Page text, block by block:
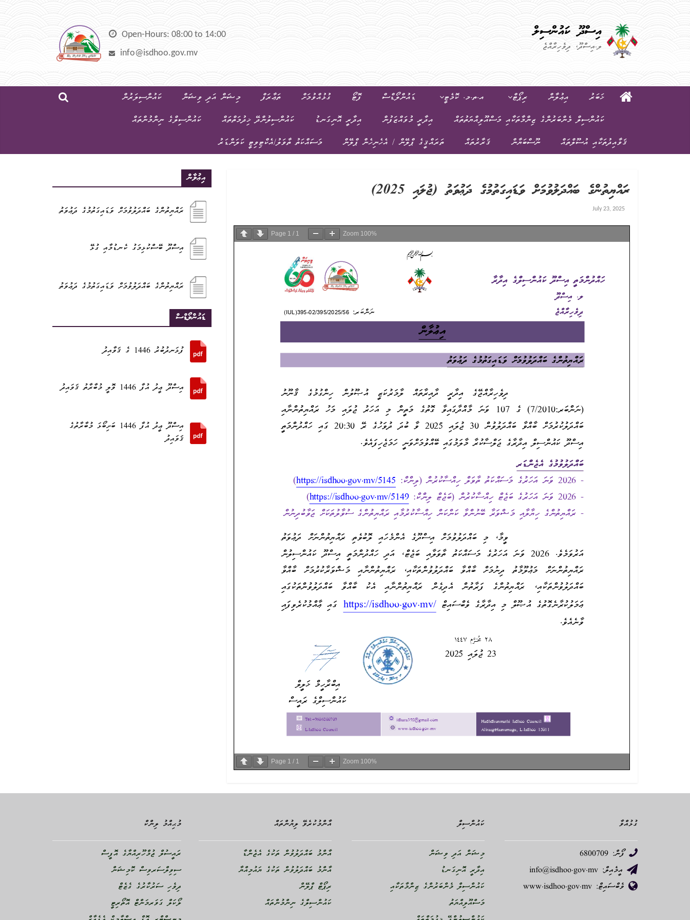
Skip
އިސްދޫ ކައުންސިލް
ލ.އިސްދޫ، ދިވެހިރާއްޖެ
Open-Hours: 08:00 to 14:00
info@isdhoo.gov.mv
ޚަބަރު އިޢުލާން ރިޕޯޓް އ.ތ.މ. ކޮމެޓީ ޑައުންލޯޑްސް ފޮޓޯ ގުޅުއްވުމަށް ތަޢާރަފް މިޝަން އަދި ވިޝަން
ކައުންސިލަރުން
ކައުންސިލް މެންބަރުންގެ ޒިންމާތަކާއި މަސްއޫލިއްޔަތުތައް
އިދާރީ މުވައްޒަފުން އިދާރީ އޮނިގަނޑު ކައުންސިލުންދޭ ޚިދުމަތްތައް
ކައުންސިލްގެ ނިންމުންތައް
ޤަވާއިދުތަކާއި އުސޫލްތައް
ނޫސްބަޔާން ޤަރާރުތައް ތަރައްޤީގެ ޕްލޭން / އެހެނިހެން ޕްލޭން މަސައްކަތު ތާވަލު/އެކްޓިވިޓީ ކަލަންޑަރު
ރައްޔިތުންގެ ބައްދަލުވުމަށް ވަޑައިގަތުމުގެ ދަޢުވަތު (ޖުލައި 2025)
July 23, 2025
Page 1 / 1 Zoom 100%
Page 1 / 1 Zoom 100%
އިޢުލާން
ރައްޔިތުންގެ ބައްދަލުވުމަށް ވަޑައިގަތުމުގެ ދަޢުވަތު
އިސްދޫ ބޭސްކުޅިމަގު ކެނޑުމާއި ގުޅޭ
ރައްޔިތުންގެ ބައްދަލުވުމަށް ވަޑައިގަތުމުގެ ދަޢުވަތު
ޑައުންލޯޑްސް
ފުޅަނދުބުރު 1446 ގެ ޤަވާއިދު
އިސްދޫ ޢީދު އުފާ 1446 ވޮލީ މުބާރާތު ޤަވައިދު
އިސްދޫ ޢީދު އުފާ 1446 ބަށިބޯޅަ މުބާރާތުގެ
ޤަވައިދު
މުޙިއްމު ލިންކް
ރައީސުލް ޖުމްހޫރިއްޔާގެ އޮފީސް
ސިވިލްސަރވިސް ކޮމިޝަން
ދިވެހި ސަރުކާރުގެ ގެޒެޓް
ލޯކަލް ގަވަރމަންޓް އޮތޯރިޓީ
އާންމުކުރެވޭ ލިޔުންތައް
އާންމު ބައްދަލުވުން ތަކުގެ އެޖެންޑާ
އާންމު ބައްދަލުވުން ތަކުގެ ޔައުމިއްޔާ
ރިޕޯޓް ޕްލޭން
ކައުންސިލްގެ ނިންމުންތައް
ކައުންސިލް
މިޝަން އަދި ވިޝަން
އިދާރީ އޮނިގަނޑު
ކައުންސިލް މެންބަރުންގެ ޒިންމާތަކާއި
މަސްއޫލިއްޔަތު
ގުޅުއްވާ
ފޯން: 6800709
އީމެއިލް: info@isdhoo.gov.mv
ވެބްސައިޓް: www.isdhoo.gov.mv